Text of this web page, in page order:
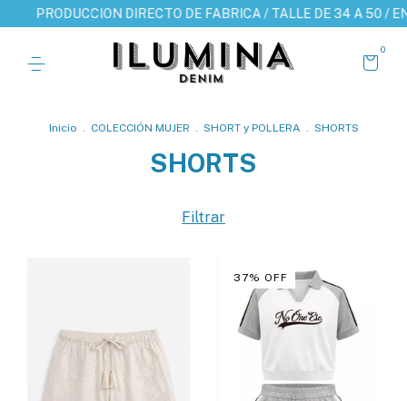
DIRECTO DE FABRICA / TALLE DE 34 A 50 / ENVIO A
0
Inicio . COLECCIÓN MUJER . SHORT y POLLERA . SHORTS
SHORTS
Filtrar
37% OFF